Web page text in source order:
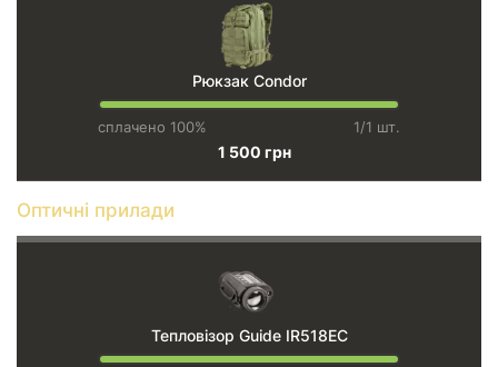
Рюкзак Condor
сплачено 100% 1/1 шт.
1 500 грн
Оптичні прилади
Тепловізор Guide IR518EC